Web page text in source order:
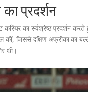
का प्रदर्शन
का सर्वश्रेष्ठ प्रदर्शन
कीं, जिससे दक्षिण अफ्रीका का
थी।